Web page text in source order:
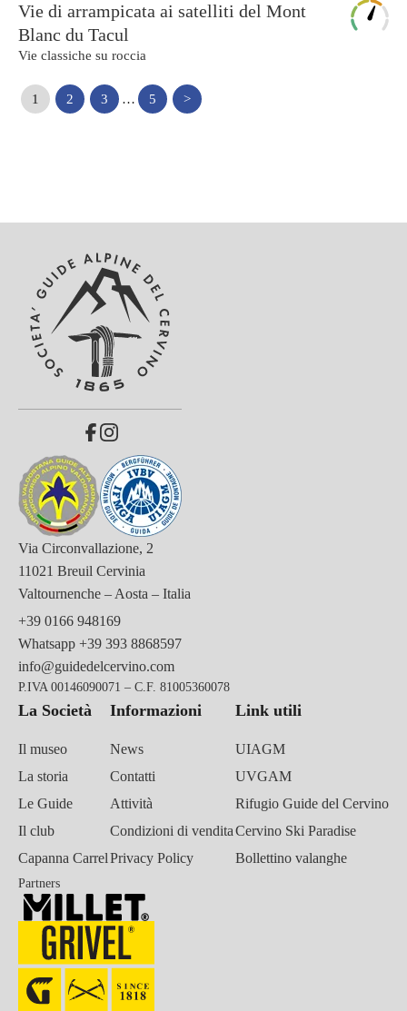
Vie di arrampicata ai satelliti del Mont
Blanc du Tacul
Vie classiche su roccia
1 2 3 … 5 >
Via Circonvallazione, 2
11021 Breuil Cervinia
Valtournenche – Aosta – Italia
+39 0166 948169
Whatsapp +39 393 8868597
info@guidedelcervino.com
P.IVA 00146090071 – C.F. 81005360078
La Società
Il museo
La storia
Le Guide
Il club
Capanna Carrel
Informazioni
News
Contatti
Attività
Condizioni di vendita
Privacy Policy
Link utili
UIAGM
UVGAM
Rifugio Guide del Cervino
Cervino Ski Paradise
Bollettino valanghe
Partners